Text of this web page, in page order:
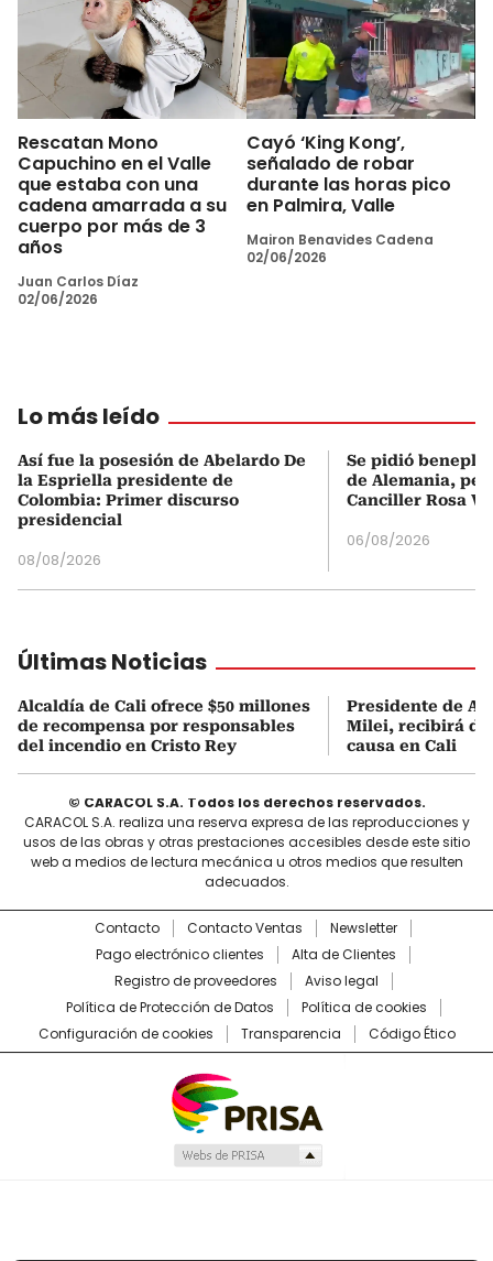
Rescatan Mono
Capuchino en el Valle
que estaba con una
cadena amarrada a su
cuerpo por más de 3
años
Juan Carlos Díaz
02/06/2026
Cayó ‘King Kong’,
señalado de robar
durante las horas pico
en Palmira, Valle
Mairon Benavides Cadena
02/06/2026
Lo más leído
Así fue la posesión de Abelardo De
la Espriella presidente de
Colombia: Primer discurso
presidencial
08/08/2026
Se pidió
de Alemania,
Canciller Rosa
06/08/2026
Últimas Noticias
Alcaldía de Cali ofrece $50 millones
de recompensa por responsables
del incendio en Cristo Rey
Presidente de
Milei, recibirá
causa en Cali
© CARACOL S.A. Todos los derechos reservados.
CARACOL S.A. realiza una reserva expresa de las reproducciones y
usos de las obras y otras prestaciones accesibles desde este sitio
web a medios de lectura mecánica u otros medios que resulten
adecuados.
Contacto Contacto Ventas
Newsletter
Pago electrónico clientes
Alta de Clientes
Registro de proveedores
Aviso legal
Política de Protección de Datos
Política de cookies
Configuración de cookies
Transparencia Código Ético